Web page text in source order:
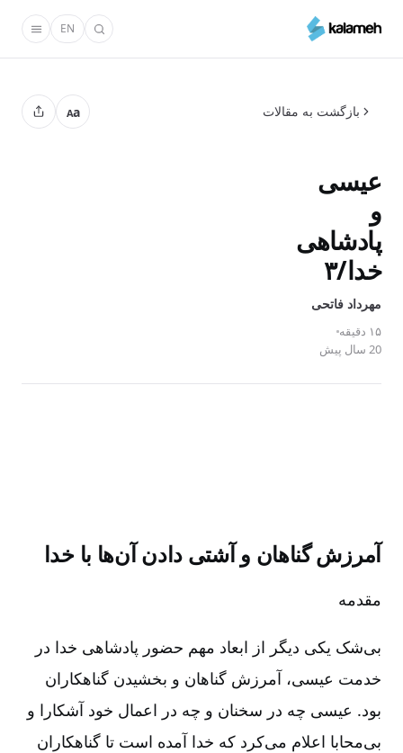
محتوای
EN
بازگشت به مقالات Aa
عیسی
و
پادشاهی
خدا/۳
مهرداد فاتحی
۱۵ دقیقه
20 سال پیش
آمرزش گناهان و آشتی دادن آن‌ها با خدا
مقدمه
بی‌شک یکی دیگر از ابعاد مهم حضور پادشاهی خدا در
خدمت عیسی، آمرزش گناهان و بخشیدن گناهکاران
بود. عیسی چه در سخنان و چه در اعمال خود آشکارا و
بی‌محابا اعلام می‌کرد که خدا آمده است تا گناهکاران